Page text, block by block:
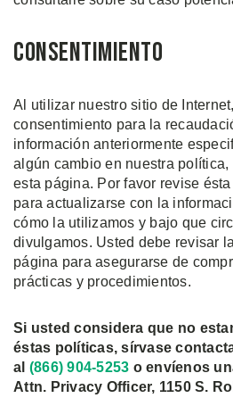
Consentimiento
Al utilizar nuestro sitio de
consentimiento para la
información anteriormente
algún cambio en nuestra
esta página. Por favor revise
para actualizarse con la
cómo la utilizamos y bajo que
divulgamos. Usted debe revisar
página para asegurarse de
prácticas y procedimientos.
Si usted considera que no
éstas políticas, sírvase
al (866) 904-5253 o envíenos
Attn. Privacy Officer, 1150 S.